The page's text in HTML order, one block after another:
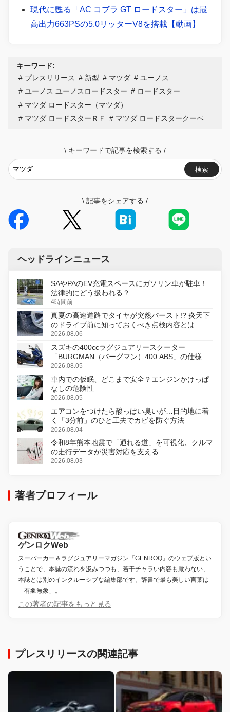
現代に甦る「AC コブラ GT ロードスター」は最
高出力663PSの5.0リッターV8を搭載【動画】
キーワード:
プレスリリース
新型 マツダ
ユーノス
ユーノス ユーノスロードスター
ロードスター
マツダ ロードスター（マツダ）
マツダ ロードスターＲＦ
マツダ ロードスタークーペ
\ キーワードで記事を検索する /
検索
\ 記事をシェアする /
ヘッドラインニュース
SAやPAのEV充電スペースにガソリン車が駐車！
法律的にどう扱われる？
4時間前
真夏の高速道路でタイヤが突然バースト!? 炎天下
のドライブ前に知っておくべき点検内容とは
2026.08.06
スズキの400ccラグジュアリースクーター
「BURGMAN（バーグマン）400 ABS」の仕様を
変更し、8月18日に発売
2026.08.05
車内での仮眠、どこまで安全？エンジンかけっぱ
なしの危険性
2026.08.05
エアコンをつけたら酸っぱい臭いが…目的地に着
く「3分前」のひと工夫でカビを防ぐ方法
2026.08.04
令和8年熊本地震で「通れる道」を可視化、クルマ
の走行データが災害対応を支える
2026.08.03
著者プロフィール
ゲンロクWeb
スーパーカー＆ラグジュアリーマガジン『GENROQ』のウェブ版とい
うことで、本誌の流れを汲みつつも、若干チャラい内容も厭わない、
本誌とは別のインクルーシブな編集部です。辞書で最も美しい言葉は
「有象無象」。
この著者の記事をもっと見る
プレスリリースの関連記事